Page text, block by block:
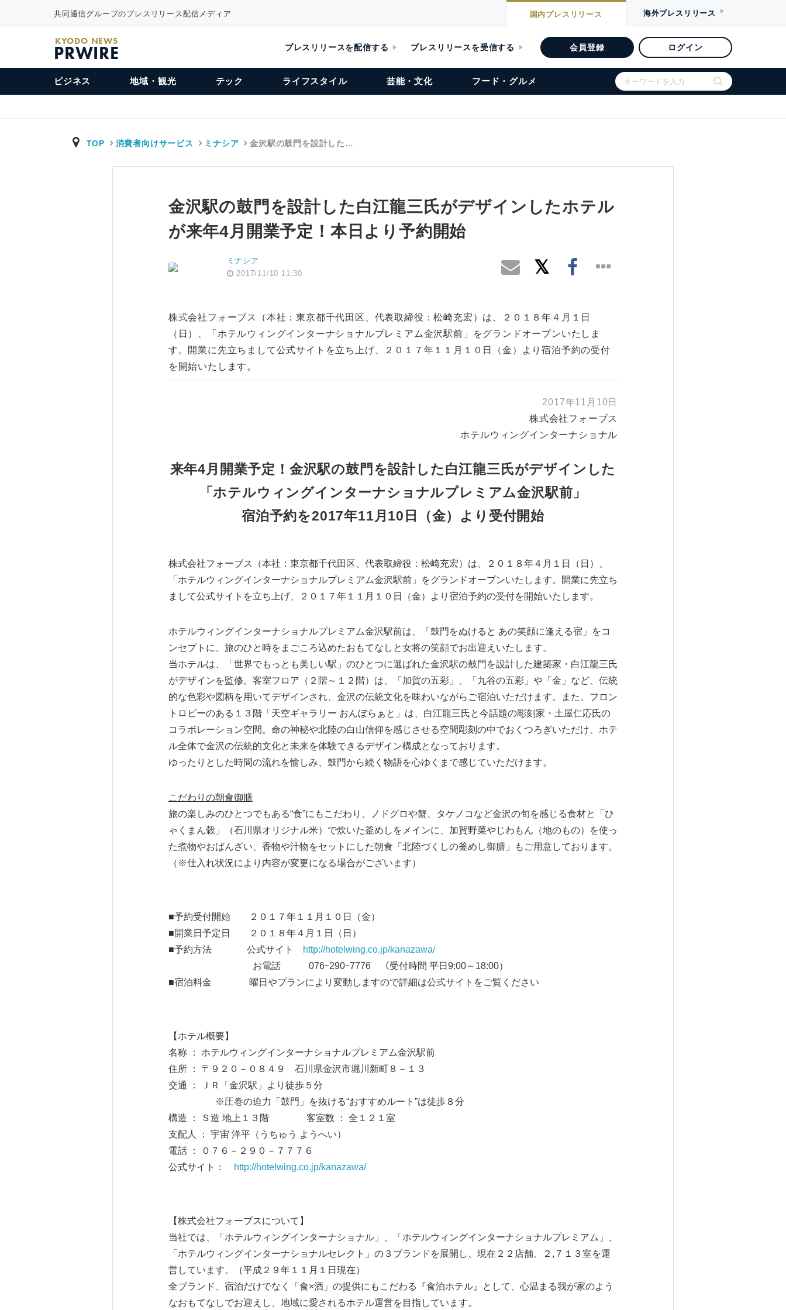
共同通信グループのプレスリリース配信メディア 国内プレスリリース 海外プレスリリース
KYODO NEWS
PRWIRE プレスリリースを配信する プレスリリースを受信する 会員登録 ログイン
ビジネス 地域・観光 テック ライフスタイル 芸能・文化 フード・グルメ
TOP 消費者向けサービス ミナシア 金沢駅の鼓門を設計した…
金沢駅の鼓門を設計した白江龍三氏がデザインしたホテル
が来年4月開業予定！本日より予約開始
ミナシア
2017/11/10 11:30
株式会社フォーブス（本社：東京都千代田区、代表取締役：松崎充宏）は、２０１８年４月１日
（日）、「ホテルウィングインターナショナルプレミアム金沢駅前」をグランドオープンいたしま
す。開業に先立ちまして公式サイトを立ち上げ、２０１７年１１月１０日（金）より宿泊予約の受付
を開始いたします。
2017年11月10日
株式会社フォーブス
ホテルウィングインターナショナル
来年4月開業予定！金沢駅の鼓門を設計した白江龍三氏がデザインした
「ホテルウィングインターナショナルプレミアム金沢駅前」
宿泊予約を2017年11月10日（金）より受付開始
株式会社フォーブス（本社：東京都千代田区、代表取締役：松崎充宏）は、２０１８年４月１日（日）、
「ホテルウィングインターナショナルプレミアム金沢駅前」をグランドオープンいたします。開業に先立ち
まして公式サイトを立ち上げ、２０１７年１１月１０日（金）より宿泊予約の受付を開始いたします。
ホテルウィングインターナショナルプレミアム金沢駅前は、「鼓門をぬけると あの笑顔に逢える宿」をコ
ンセプトに、旅のひと時をまごころ込めたおもてなしと女将の笑顔でお出迎えいたします。
当ホテルは、「世界でもっとも美しい駅」のひとつに選ばれた金沢駅の鼓門を設計した建築家・白江龍三氏
がデザインを監修。客室フロア（２階～１２階）は、「加賀の五彩」、「九谷の五彩」や「金」など、伝統
的な色彩や図柄を用いてデザインされ、金沢の伝統文化を味わいながらご宿泊いただけます。また、フロン
トロビーのある１３階「天空ギャラリー おんぼらぁと」は、白江龍三氏と今話題の彫刻家・土屋仁応氏の
コラボレーション空間。命の神秘や北陸の白山信仰を感じさせる空間彫刻の中でおくつろぎいただけ、ホテ
ル全体で金沢の伝統的文化と未来を体験できるデザイン構成となっております。
ゆったりとした時間の流れを愉しみ、鼓門から続く物語を心ゆくまで感じていただけます。
こだわりの朝食御膳
旅の楽しみのひとつでもある“食”にもこだわり、ノドグロや蟹、タケノコなど金沢の旬を感じる食材と「ひ
ゃくまん穀」（石川県オリジナル米）で炊いた釜めしをメインに、加賀野菜やじわもん（地のもの）を使っ
た煮物やおばんざい、香物や汁物をセットにした朝食「北陸づくしの釜めし御膳」もご用意しております。
（※仕入れ状況により内容が変更になる場合がございます）
■予約受付開始 ２０１７年１１月１０日（金）
■開業日予定日 ２０１８年４月１日（日）
■予約方法 公式サイト
http://hotelwing.co.jp/kanazawa/
お電話 076ｰ290ｰ7776 （受付時間 平日9:00～18:00）
■宿泊料金 曜日やプランにより変動しますので詳細は公式サイトをご覧ください
【ホテル概要】
名称 ： ホテルウィングインターナショナルプレミアム金沢駅前
住所 ： 〒９２０－０８４９ 石川県金沢市堀川新町８－１３
交通 ： ＪＲ「金沢駅」より徒歩５分
※圧巻の迫力「鼓門」を抜ける“おすすめルート”は徒歩８分
構造 ： Ｓ造 地上１３階 客室数 ： 全１２１室
支配人 ： 宇宙 洋平（うちゅう ようへい）
電話 ： ０７６－２９０－７７７６
公式サイト：
http://hotelwing.co.jp/kanazawa/
【株式会社フォーブスについて】
当社では、「ホテルウィングインターナショナル」、「ホテルウィングインターナショナルプレミアム」、
「ホテルウィングインターナショナルセレクト」の３ブランドを展開し、現在２２店舗、２,７１３室を運
営しています。（平成２９年１１月１日現在）
全ブランド、宿泊だけでなく「食×酒」の提供にもこだわる『食泊ホテル』として、心温まる我が家のよう
なおもてなしでお迎えし、地域に愛されるホテル運営を目指しています。
Japanese